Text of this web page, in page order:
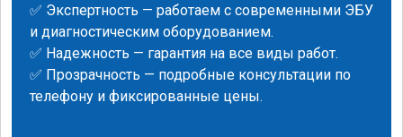
✅ Экспертность — работаем с современными ЭБУ
и диагностическим оборудованием.
✅ Надежность — гарантия на все виды работ.
✅ Прозрачность — подробные консультации по
телефону и фиксированные цены.